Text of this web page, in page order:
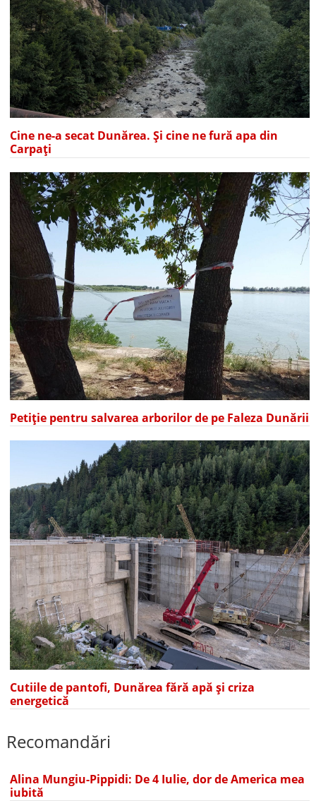
Cine ne-a secat Dunărea. Și cine ne fură apa din
Carpați
Petiție pentru salvarea arborilor de pe Faleza Dunării
Cutiile de pantofi, Dunărea fără apă și criza
energetică
Recomandări
Alina Mungiu-Pippidi: De 4 Iulie, dor de America mea
iubită